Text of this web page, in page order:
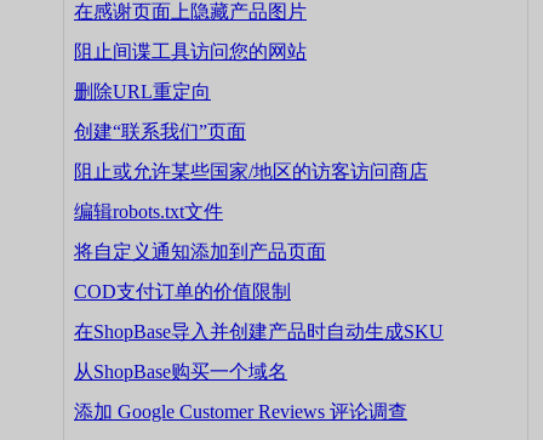
在感谢页面上隐藏产品图片
阻止间谍工具访问您的网站
删除URL重定向
创建“联系我们”页面
阻止或允许某些国家/地区的访客访问商店
编辑robots.txt文件
将自定义通知添加到产品页面
COD支付订单的价值限制
在ShopBase导入并创建产品时自动生成SKU
从ShopBase购买一个域名
添加 Google Customer Reviews 评论调查